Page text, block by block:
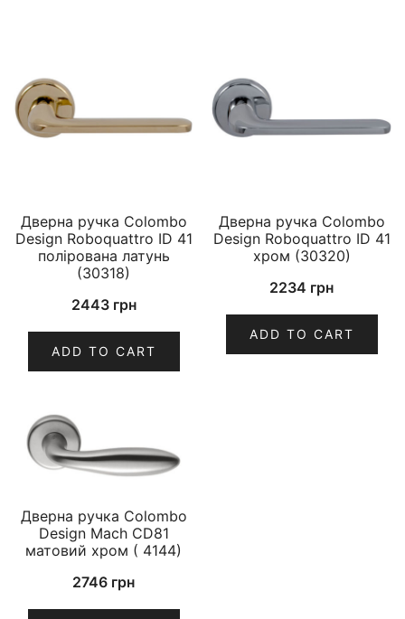
Дверна ручка Colombo
Design Roboquattro ID 41
полірована латунь
(30318)
2443 грн
ADD TO CART
Дверна ручка Colombo
Design Roboquattro ID 41
хром (30320)
2234 грн
ADD TO CART
Дверна ручка Colombo
Design Mach CD81
матовий хром ( 4144)
2746 грн